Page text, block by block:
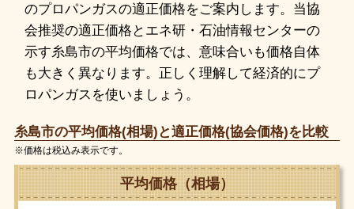
のプロパンガスの適正価格をご案内します。当協
会推奨の適正価格とエネ研・石油情報センターの
示す糸島市の平均価格では、意味合いも価格自体
も大きく異なります。正しく理解して経済的にプ
ロパンガスを使いましょう。
糸島市の平均価格(相場)と適正価格(協会価格)を比較
※価格は税込み表示です。
平均価格（相場）